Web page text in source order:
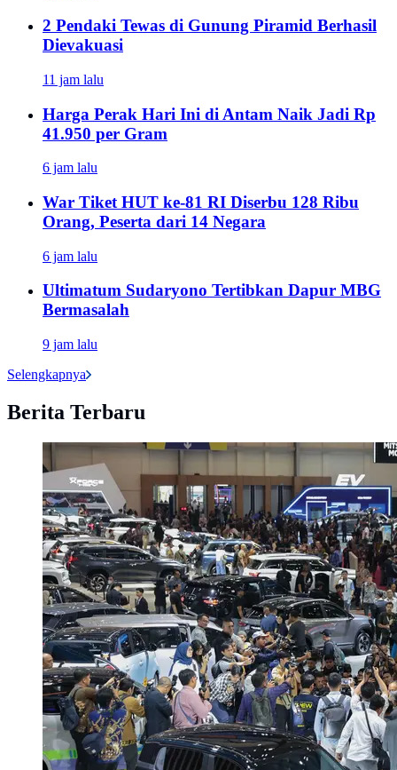
2 Pendaki Tewas di Gunung Piramid Berhasil
Dievakuasi
11 jam lalu
Harga Perak Hari Ini di Antam Naik Jadi Rp
41.950 per Gram
6 jam lalu
War Tiket HUT ke-81 RI Diserbu 128 Ribu
Orang, Peserta dari 14 Negara
6 jam lalu
Ultimatum Sudaryono Tertibkan Dapur MBG
Bermasalah
9 jam lalu
Selengkapnya
Berita Terbaru